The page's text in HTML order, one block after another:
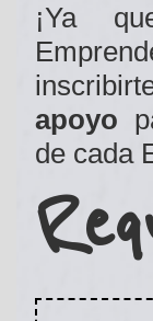
¡Ya
apoyo
de cada